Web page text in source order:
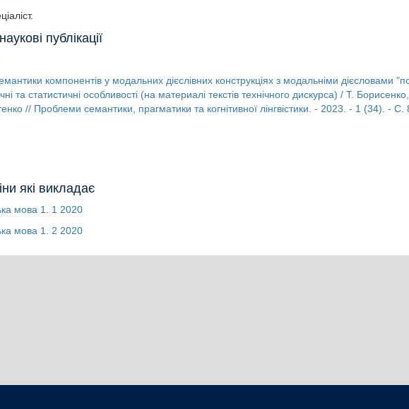
публікації
компонентів у модальних дієслівних конструкціях з модальніми дієсловами
та статистичні особливості (на материалі текстів технічного дискурса) / Т.
// Проблеми семантики, прагматики та когнітивної лінгвістики. - 2023. - 1 (34). - С.
які викладає
мова 1. 1 2020
мова 1. 2 2020